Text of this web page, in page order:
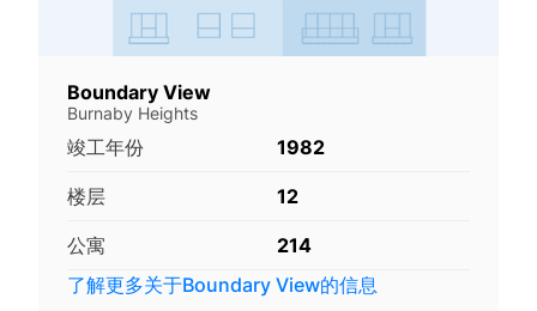
Boundary View
Burnaby Heights
竣工年份 1982
楼层 12
公寓
214
了解更多关于Boundary View的信息